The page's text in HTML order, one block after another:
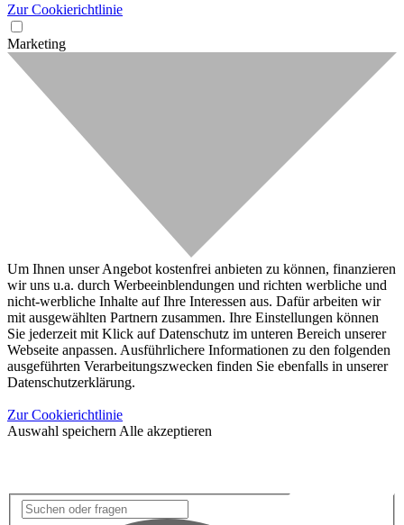
Zur Cookierichtlinie
Marketing
Um Ihnen unser Angebot kostenfrei anbieten zu können, finanzieren
wir uns u.a. durch Werbeeinblendungen und richten werbliche und
nicht-werbliche Inhalte auf Ihre Interessen aus. Dafür arbeiten wir
mit ausgewählten Partnern zusammen. Ihre Einstellungen können
Sie jederzeit mit Klick auf Datenschutz im unteren Bereich unserer
Webseite anpassen. Ausführlichere Informationen zu den folgenden
ausgeführten Verarbeitungszwecken finden Sie ebenfalls in unserer
Datenschutzerklärung.
Zur Cookierichtlinie
Auswahl speichern Alle akzeptieren